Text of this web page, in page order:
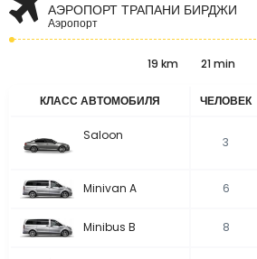
АЭРОПОРТ ТРАПАНИ БИРДЖИ
Аэропорт
19 km 21 min
КЛАСС АВТОМОБИЛЯ ЧЕЛОВЕК
Saloon 3
Minivan A 6
Minibus B 8